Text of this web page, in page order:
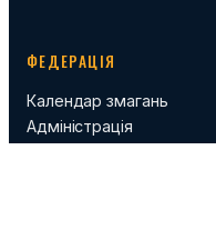
ФЕДЕРАЦІЯ
Календар змагань
Адміністрація